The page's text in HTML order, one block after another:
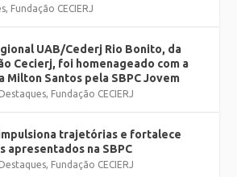
Fundação CECIERJ
UAB/Cederj Rio Bonito, da
Cecierj, foi homenageado com a
Milton Santos pela SBPC Jovem
Destaques Fundação CECIERJ
trajetórias e fortalece
apresentados na SBPC
Destaques Fundação CECIERJ